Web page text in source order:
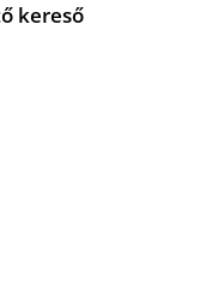
kereső